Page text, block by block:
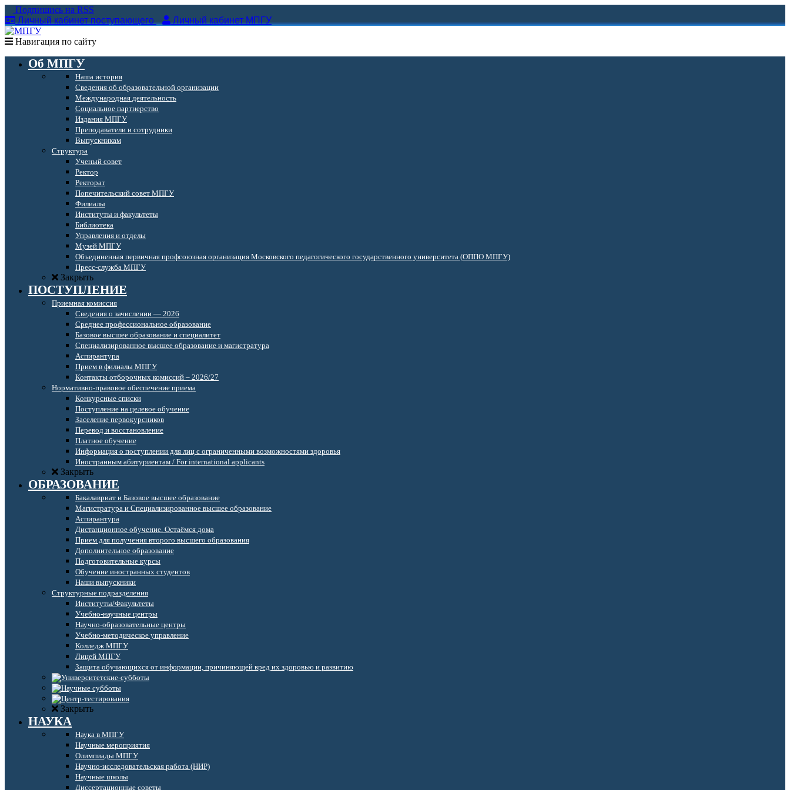
Подпишись на RSS
Личный кабинет поступающего
Личный кабинет МПГУ
Навигация по сайту
Об МПГУ
Наша история
Сведения об образовательной организации
Международная деятельность
Социальное партнерство
Издания МПГУ
Преподаватели и сотрудники
Выпускникам
Структура
Ученый совет
Ректор
Ректорат
Попечительский совет МПГУ
Филиалы
Институты и факультеты
Библиотека
Управления и отделы
Музей МПГУ
Объединенная первичная профсоюзная организация Московского педагогического государственного университета (ОППО МПГУ)
Пресс-служба МПГУ
Закрыть
ПОСТУПЛЕНИЕ
Приемная комиссия
Сведения о зачислении — 2026
Среднее профессиональное образование
Базовое высшее образование и специалитет
Специализированное высшее образование и магистратура
Аспирантура
Прием в филиалы МПГУ
Контакты отборочных комиссий – 2026/27
Нормативно-правовое обеспечение приема
Конкурсные списки
Поступление на целевое обучение
Заселение первокурсников
Перевод и восстановление
Платное обучение
Информация о поступлении для лиц с ограниченными возможностями здоровья
Иностранным абитуриентам / For international applicants
Закрыть
ОБРАЗОВАНИЕ
Бакалавриат и Базовое высшее образование
Магистратура и Специализированное высшее образование
Аспирантура
Дистанционное обучение. Остаёмся дома
Прием для получения второго высшего образования
Дополнительное образование
Подготовительные курсы
Обучение иностранных студентов
Наши выпускники
Структурные подразделения
Институты/Факультеты
Учебно-научные центры
Научно-образовательные центры
Учебно-методическое управление
Колледж МПГУ
Лицей МПГУ
Защита обучающихся от информации, причиняющей вред их здоровью и развитию
Закрыть
НАУКА
Наука в МПГУ
Научные мероприятия
Олимпиады МПГУ
Научно-исследовательская работа (НИР)
Научные школы
Диссертационные советы